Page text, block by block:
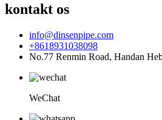
kontakt os
info@dinsenpipe.com
+8618931038098
No.77 Renmin Road, Handan
WeChat